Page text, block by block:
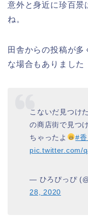
意外と身近に珍百景
ね。
田舎からの投稿が多
な場合もありました
こないだ見つけ
の商店街で見つ
ちゃったよ
#
pic.twitter.com/
— ひろぴっぴ
28, 2020